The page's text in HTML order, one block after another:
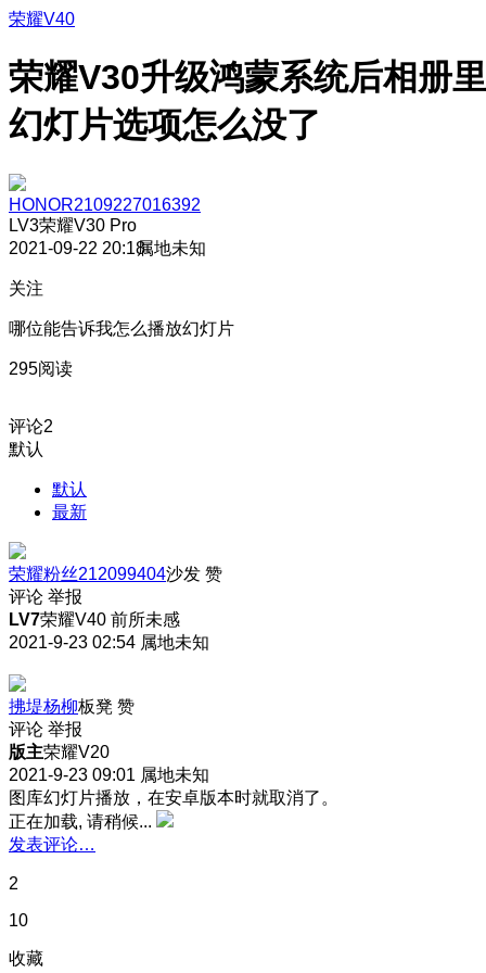
荣耀V40
荣耀V30升级鸿蒙系统后相册里
幻灯片选项怎么没了
HONOR2109227016392
LV3荣耀V30 Pro
2021-09-22 20:18属地未知
关注
哪位能告诉我怎么播放幻灯片
295阅读
评论2
默认
默认
最新
荣耀粉丝212099404沙发 赞
评论 举报
LV7荣耀V40 前所未感
2021-9-23 02:54 属地未知
拂堤杨柳板凳 赞
评论 举报
版主荣耀V20
2021-9-23 09:01 属地未知
图库幻灯片播放，在安卓版本时就取消了。
正在加载, 请稍候...
发表评论…
2
10
收藏